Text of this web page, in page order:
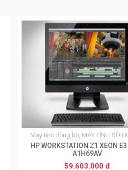
Máy tính đồng bộ, MÁY TÍNH ĐỒ
HP WORKSTATION Z1 XEON
A1H69AV
59.603.000 đ
0